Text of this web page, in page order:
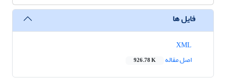
فایل ها
اصل مقاله
926.78 K